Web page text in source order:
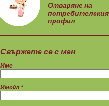
Отваряне на
потребителския
профил
Свържете се с мен
Име
Имейл*